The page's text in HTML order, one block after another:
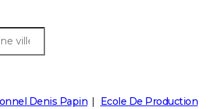
Denis Papin
Ecole De Production